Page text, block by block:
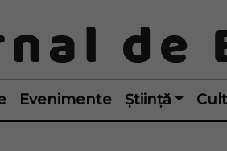
Evenimente Știință